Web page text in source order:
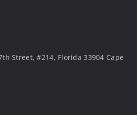
Street, #214, Florida 33904 Cape